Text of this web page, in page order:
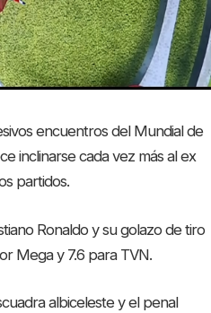
encuentros del Mundial de
inclinarse cada vez más al ex
partidos.
Ronaldo y su golazo de tiro
Mega y 7.6 para TVN.
albiceleste y el penal